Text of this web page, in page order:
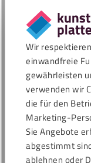
Wir
einwandfreie
gewährleisten
verwenden wir
die für den
Marketing-
Sie Angebote
abgestimmt
ablehnen oder